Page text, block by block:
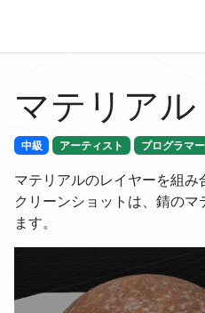
マテリア
中級 アーティスト プログラマー
マテリアルのレイヤーを組
クリーンショットは、錆の
ます。